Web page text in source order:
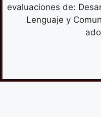
evaluaciones de:
Lenguaje y